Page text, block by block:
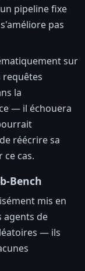
pipeline fixe
pas
sur
la
— il échouera
réécrire sa
cas.
Bench
mis en
agents de
— ils